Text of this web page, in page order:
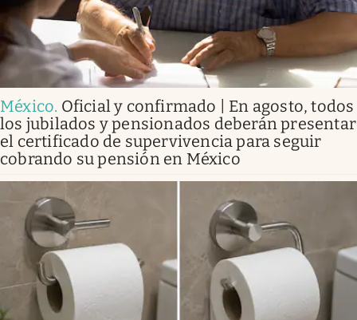
México. Oficial y confirmado | En agosto, todos
los jubilados y pensionados deberán presentar
el certificado de supervivencia para seguir
cobrando su pensión en México